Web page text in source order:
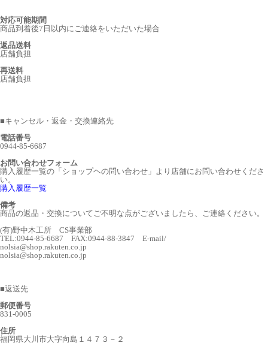
対応可能期間
商品到着後7日以内にご連絡をいただいた場合
返品送料
店舗負担
再送料
店舗負担
■キャンセル・返金・交換連絡先
電話番号
0944-85-6687
お問い合わせフォーム
購入履歴一覧の「ショップヘの問い合わせ」より店舗にお問い合わせくださ
い。
購入履歴一覧
備考
商品の返品・交換についてご不明な点がございましたら、ご連絡ください。
(有)野中木工所 CS事業部
TEL:0944-85-6687 FAX:0944-88-3847 E-mail/
nolsia@shop.rakuten.co.jp
nolsia@shop.rakuten.co.jp
■返送先
郵便番号
831-0005
住所
福岡県大川市大字向島１４７３－２